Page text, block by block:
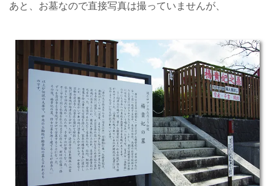
あと、お墓なので直接写真は撮っていませんが、